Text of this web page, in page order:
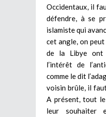
Occidentaux, il
défendre, à se
islamiste qui
cet angle, on
de la Libye ont
l’intérêt de
comme le dit
voisin brûle, il
A présent, tout le
leur souhaiter